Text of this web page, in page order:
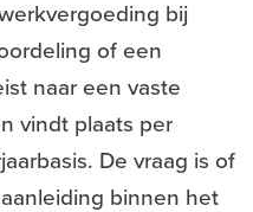
bij
of een
naar een vaste
vindt plaats per
De vraag is of
binnen het